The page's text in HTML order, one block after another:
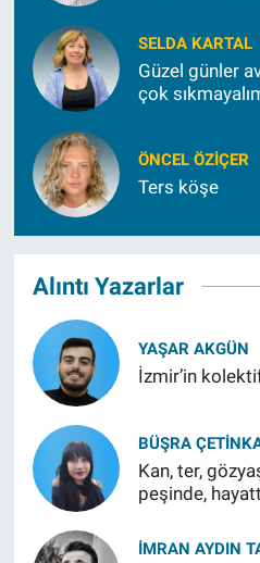
SELDA KARTAL
Güzel günler
çok
ÖNCEL ÖZIÇER
Ters köşe
Alıntı Yazarlar
YAŞAR AKGÜN
İzmir’in
BÜŞRA
Kan, ter,
peşinde,
İMRAN AYDIN